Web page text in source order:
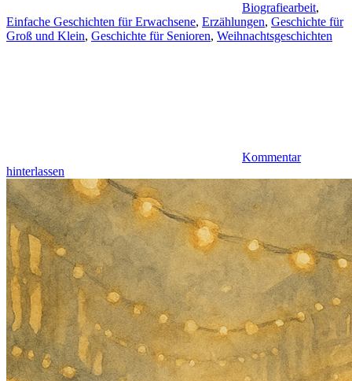
Biografiearbeit,
Einfache Geschichten für Erwachsene, Erzählungen, Geschichte für
Groß und Klein, Geschichte für Senioren, Weihnachtsgeschichten
Kommentar
hinterlassen